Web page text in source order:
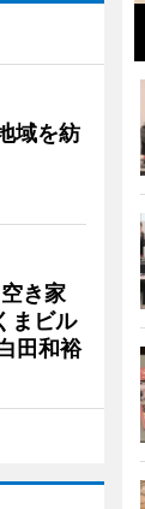
域を紡
き家
まビル
田和裕